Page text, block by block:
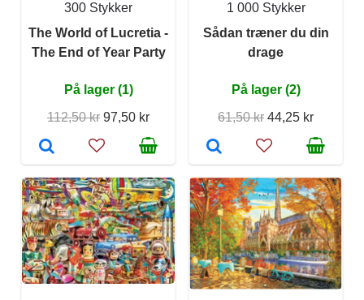
300 Stykker
The World of Lucretia -
The End of Year Party
På lager (1)
112,50 kr 97,50 kr
1 000 Stykker
Sådan træner du din
drage
På lager (2)
61,50 kr 44,25 kr